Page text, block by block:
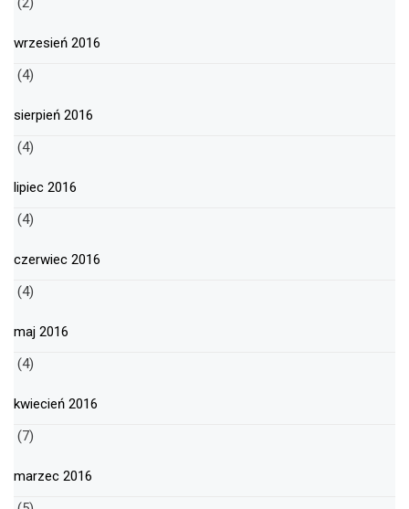
wrzesień 2016
(4)
sierpień 2016
(4)
lipiec 2016
(4)
czerwiec 2016
(4)
maj 2016
(4)
kwiecień 2016
(7)
marzec 2016